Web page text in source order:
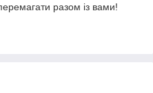
разом із вами!